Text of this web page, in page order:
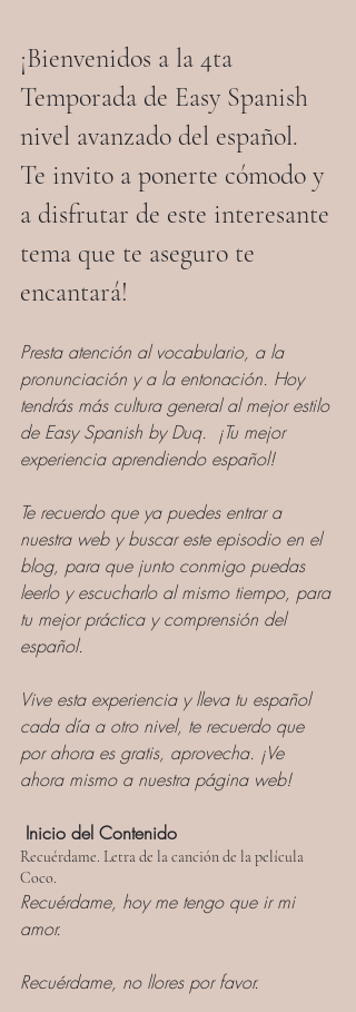
¡Bienvenidos a la 4ta
Temporada de Easy Spanish
nivel avanzado del español.
Te invito a ponerte cómodo y
a disfrutar de este interesante
tema que te aseguro te
encantará!
Presta atención al vocabulario, a la
pronunciación y a la entonación. Hoy
tendrás más cultura general al mejor estilo
de Easy Spanish by Duq.  ¡Tu mejor
experiencia aprendiendo español!
Te recuerdo que ya puedes entrar a
nuestra web y buscar este episodio en el
blog, para que junto conmigo puedas
leerlo y escucharlo al mismo tiempo, para
tu mejor práctica y comprensión del
español.
Vive esta experiencia y lleva tu español
cada día a otro nivel, te recuerdo que
por ahora es gratis, aprovecha. ¡Ve
ahora mismo a nuestra página web!
Inicio del Contenido
Recuérdame. Letra de la canción de la película
Coco.
Recuérdame, hoy me tengo que ir mi
amor.
Recuérdame, no llores por favor.